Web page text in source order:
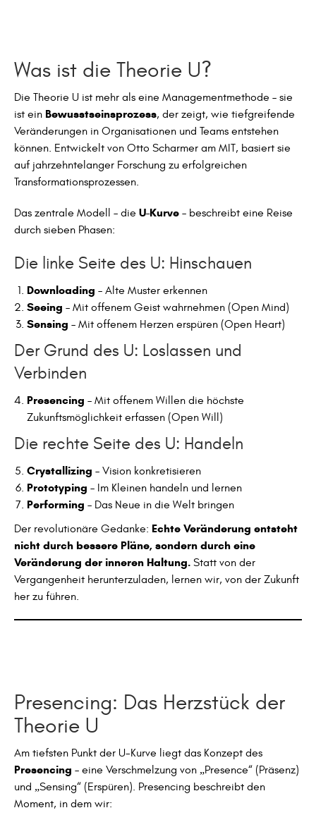
Was ist die Theorie U?
Die Theorie U ist mehr als eine Managementmethode – sie
ist ein Bewusstseinsprozess, der zeigt, wie tiefgreifende
Veränderungen in Organisationen und Teams entstehen
können. Entwickelt von Otto Scharmer am MIT, basiert sie
auf jahrzehntelanger Forschung zu erfolgreichen
Transformationsprozessen.
Das zentrale Modell – die U-Kurve – beschreibt eine Reise
durch sieben Phasen:
Die linke Seite des U: Hinschauen
Downloading – Alte Muster erkennen
Seeing – Mit offenem Geist wahrnehmen (Open Mind)
Sensing – Mit offenem Herzen erspüren (Open Heart)
Der Grund des U: Loslassen und
Verbinden
Presencing – Mit offenem Willen die höchste
Zukunftsmöglichkeit erfassen (Open Will)
Die rechte Seite des U: Handeln
Crystallizing – Vision konkretisieren
Prototyping – Im Kleinen handeln und lernen
Performing – Das Neue in die Welt bringen
Der revolutionäre Gedanke: Echte Veränderung entsteht
nicht durch bessere Pläne, sondern durch eine
Veränderung der inneren Haltung. Statt von der
Vergangenheit herunterzuladen, lernen wir, von der Zukunft
her zu führen.
Presencing: Das Herzstück der
Theorie U
Am tiefsten Punkt der U-Kurve liegt das Konzept des
Presencing – eine Verschmelzung von „Presence“ (Präsenz)
und „Sensing“ (Erspüren). Presencing beschreibt den
Moment, in dem wir: